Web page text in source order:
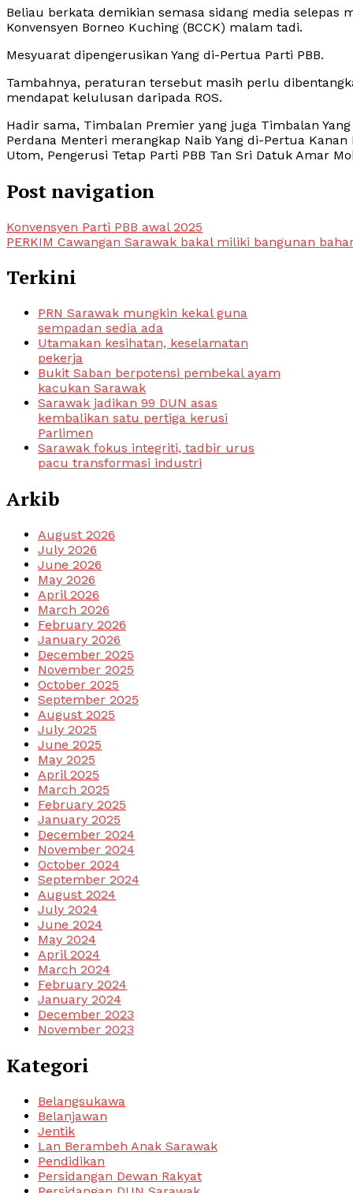
Beliau berkata demikian semasa sidang media selepas
Konvensyen Borneo Kuching (BCCK) malam tadi.
Mesyuarat dipengerusikan Yang di-Pertua Parti PBB.
Tambahnya, peraturan tersebut masih perlu
mendapat kelulusan daripada ROS.
Hadir sama, Timbalan Premier yang juga Timbalan
Perdana Menteri merangkap Naib Yang di-Pertua
Utom, Pengerusi Tetap Parti PBB Tan Sri Datuk Amar
Post navigation
Konvensyen Parti PBB awal 2025
PERKIM Cawangan Sarawak bakal miliki bangunan
Terkini
PRN Sarawak mungkin kekal guna
sempadan sedia ada
Utamakan kesihatan, keselamatan
pekerja
Bukit Saban berpotensi pembekal ayam
kacukan Sarawak
Sarawak jadikan 99 DUN asas
kembalikan satu pertiga kerusi
Parlimen
Sarawak fokus integriti, tadbir urus
pacu transformasi industri
Arkib
August 2026
July 2026
June 2026
May 2026
April 2026
March 2026
February 2026
January 2026
December 2025
November 2025
October 2025
September 2025
August 2025
July 2025
June 2025
May 2025
April 2025
March 2025
February 2025
January 2025
December 2024
November 2024
October 2024
September 2024
August 2024
July 2024
June 2024
May 2024
April 2024
March 2024
February 2024
January 2024
December 2023
November 2023
Kategori
Belangsukawa
Belanjawan
Jentik
Lan Berambeh Anak Sarawak
Pendidikan
Persidangan Dewan Rakyat